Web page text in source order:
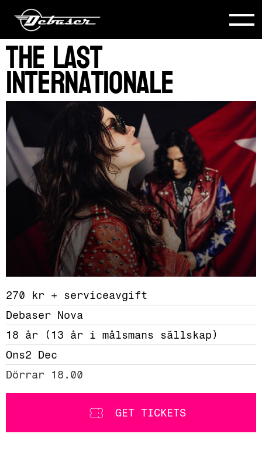
The Last
Internationale
270 kr + serviceavgift
Debaser Nova
18 år (13 år i målsmans sällskap)
Ons2 Dec
Dörrar 18.00
GET TICKETS